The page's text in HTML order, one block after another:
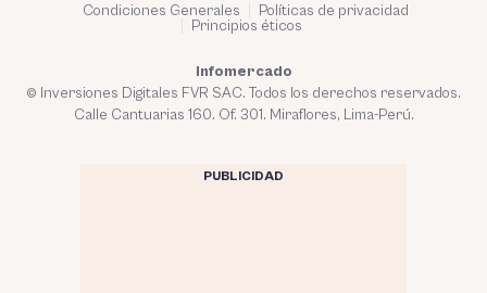
Condiciones Generales
Políticas de privacidad
Principios éticos
Infomercado
© Inversiones Digitales FVR SAC. Todos los derechos reservados.
Calle Cantuarias 160. Of. 301. Miraflores, Lima-Perú.
PUBLICIDAD